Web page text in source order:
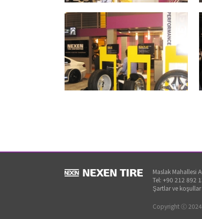
Maslak Mahallesi
Tel: +90 212 892
Şartlar ve koşullar
Copyright ⓒ 2024